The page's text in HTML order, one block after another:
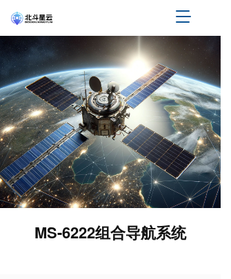
T
l
e
n
a
v
i
g
a
t
i
o
MS-6222组合导航系统